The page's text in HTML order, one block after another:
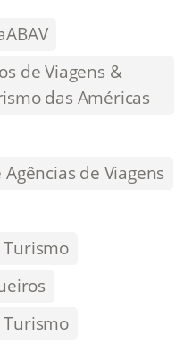
de Viagens &
das Américas
de Viagens
Turismo
Turismo